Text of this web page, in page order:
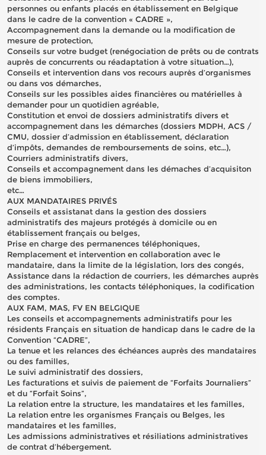
personnes ou enfants placés en établissement en Belgique
dans le cadre de la convention « CADRE »,
Accompagnement dans la demande ou la modification de
mesure de protection,
Conseils sur votre budget (renégociation de prêts ou de contrats
auprès de concurrents ou réadaptation à votre situation…),
Conseils et intervention dans vos recours auprès d’organismes
ou dans vos démarches,
Conseils sur les possibles aides financières ou matérielles à
demander pour un quotidien agréable,
Constitution et envoi de dossiers administratifs divers et
accompagnement dans les démarches (dossiers MDPH, ACS /
CMU, dossier d’admission en établissement, déclaration
d’impôts, demandes de remboursements de soins, etc…),
Courriers administratifs divers,
Conseils et accompagnement dans les démaches d’acquisiton
de biens immobiliers,
etc…
AUX MANDATAIRES PRIVÉS
Conseils et assistanat dans la gestion des dossiers
administratifs des majeurs protégés à domicile ou en
établissement français ou belges,
Prise en charge des permanences téléphoniques,
Remplacement et intervention en collaboration avec le
mandataire, dans la limite de la législation, lors des congés,
Assistance dans la rédaction de courriers, les démarches auprès
des administrations, les contacts téléphoniques, la codification
des comptes.
AUX FAM, MAS, FV EN BELGIQUE
Les conseils et accompagnements administratifs pour les
résidents Français en situation de handicap dans le cadre de la
Convention “CADRE”,
La tenue et les relances des échéances auprès des mandataires
ou des familles,
Le suivi administratif des dossiers,
Les facturations et suivis de paiement de “Forfaits Journaliers”
et du “Forfait Soins”,
La relation entre la structure, les mandataires et les familles,
La relation entre les organismes Français ou Belges, les
mandataires et les familles,
Les admissions administratives et résiliations administratives
de contrat d’hébergement.